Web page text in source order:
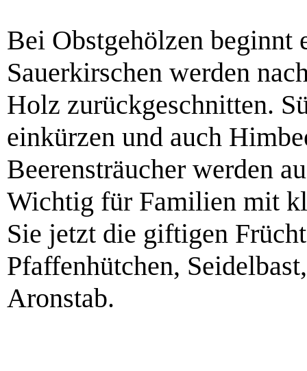
Bei Obstgehölzen beginnt
Sauerkirschen werden
Holz zurückgeschnitten.
einkürzen und auch
Beerensträucher werden
Wichtig für Familien mit
Sie jetzt die giftigen
Pfaffenhütchen,
Aronstab.